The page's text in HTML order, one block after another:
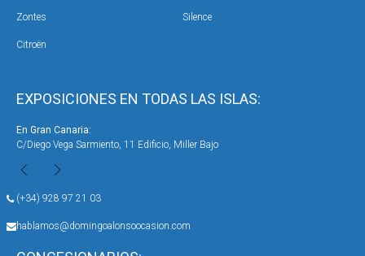
EXPOSICIONES EN TODAS LAS ISLAS:
Canaria:
Vega Sarmiento, 11 Edificio, Miller Bajo
(+34) 928 97 21 03
hablamos@domingoalonsoocasion.com
Zontes Silence
Citroën